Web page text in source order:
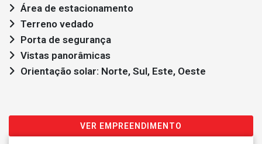
Área de estacionamento
Terreno vedado
Porta de segurança
Vistas panorâmicas
Orientação solar: Norte, Sul, Este, Oeste
VER EMPREENDIMENTO